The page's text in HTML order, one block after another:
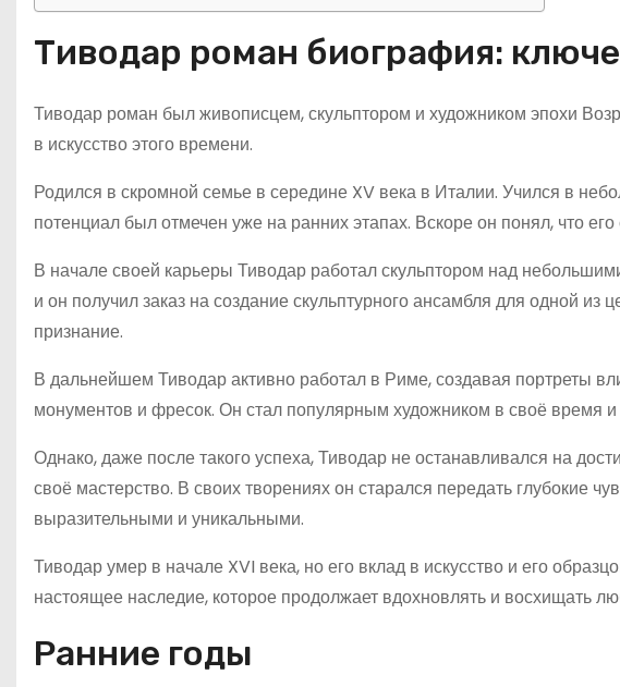
Тиводар роман биография:
Тиводар роман был живописцем, скульптором и художником эпохи
в искусство этого времени.
Родился в скромной семье в середине XV века в Италии. Учился в
потенциал был отмечен уже на ранних этапах. Вскоре он понял, что
В начале своей карьеры Тиводар работал скульптором над
и он получил заказ на создание скульптурного ансамбля для одной
признание.
В дальнейшем Тиводар активно работал в Риме, создавая портреты
монументов и фресок. Он стал популярным художником в своё время
Однако, даже после такого успеха, Тиводар не останавливался на
своё мастерство. В своих творениях он старался передать глубокие
выразительными и уникальными.
Тиводар умер в начале XVI века, но его вклад в искусство и его
настоящее наследие, которое продолжает вдохновлять и восхищать
Ранние годы